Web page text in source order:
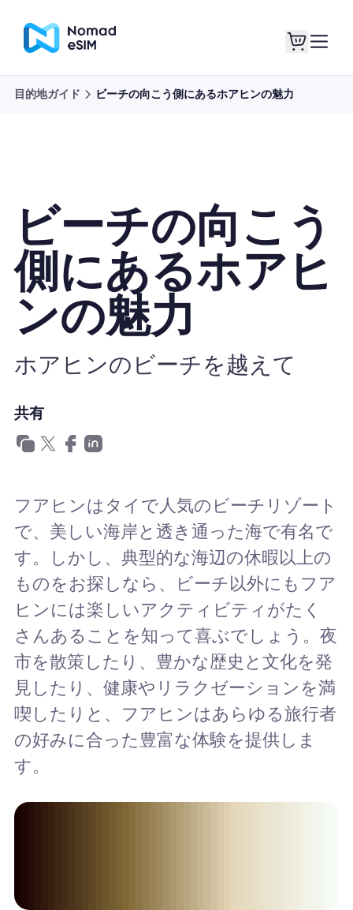
ショッププラン
eSIMについて
eSIMの使用
企業
目的地ガイド ビーチの向こう側にあるホアヒンの魅力
ビーチの向こう
側にあるホアヒ
ンの魅力
ホアヒンのビーチを越えて
共有
フアヒンはタイで人気のビーチリゾート
で、美しい海岸と透き通った海で有名で
す。しかし、典型的な海辺の休暇以上の
ものをお探しなら、ビーチ以外にもフア
ヒンには楽しいアクティビティがたく
さんあることを知って喜ぶでしょう。夜
市を散策したり、豊かな歴史と文化を発
見したり、健康やリラクゼーションを満
喫したりと、フアヒンはあらゆる旅行者
の好みに合った豊富な体験を提供しま
す。